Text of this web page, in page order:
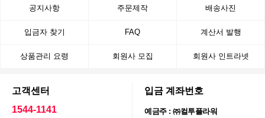
공지사항 주문제작 배송사진
입금자 찾기 FAQ 계산서 발행
상품관리 요령 회원사 모집 회원사 인트라넷
고객센터
1544-1141
입금 계좌번호
예금주 : ㈜컬투플라워